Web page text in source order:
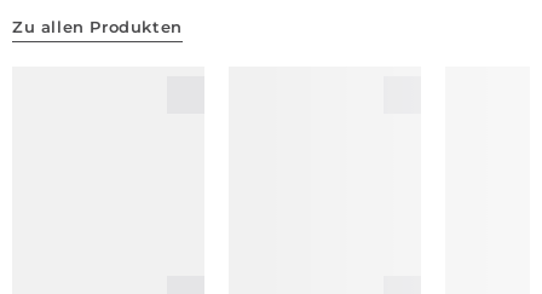
Zu allen Produkten